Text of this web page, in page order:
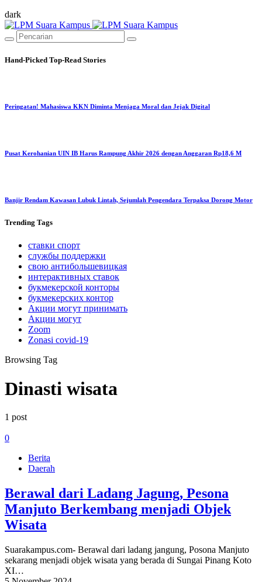
dark
Hand-Picked Top-Read Stories
Peringatan! Mahasiswa KKN Diminta Menjaga Moral dan Jejak Digital
Pusat Kerohanian UIN IB Harus Rampung Akhir 2026 dengan Anggaran Rp18,6 M
Banjir Rendam Kawasan Lubuk Lintah, Sejumlah Pengendara Terpaksa Dorong Motor
Trending Tags
ставки спорт
службы поддержки
свою антибольшевицкая
интерактивных ставок
букмекерской конторы
букмекерских контор
Акции могут принимать
Акции могут
Zoom
Zonasi covid-19
Browsing Tag
Dinasti wisata
1 post
0
Berita
Daerah
Berawal dari Ladang Jagung, Pesona
Manjuto Berkembang menjadi Objek
Wisata
Suarakampus.com- Berawal dari ladang jangung, Posona Manjuto
sekarang menjadi objek wisata yang berada di Sungai Pinang Koto
XI…